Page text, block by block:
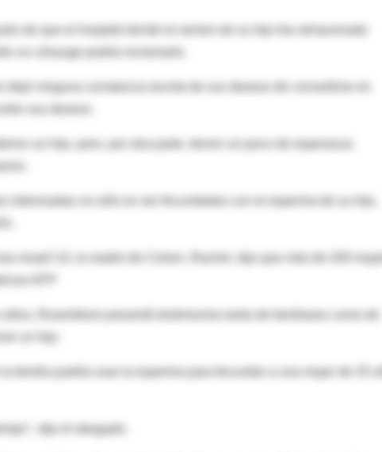
de que el hospital donde el semen de su hijo fue almacenado
un cónyuge podría reclamarlo.
dejó ninguna constancia escrita de sus deseos de convertirse en
sus deseos.
AFP.
Rosenblum presentó testimonios tanto de familiares como de
un hijo.
dijo el abogado.